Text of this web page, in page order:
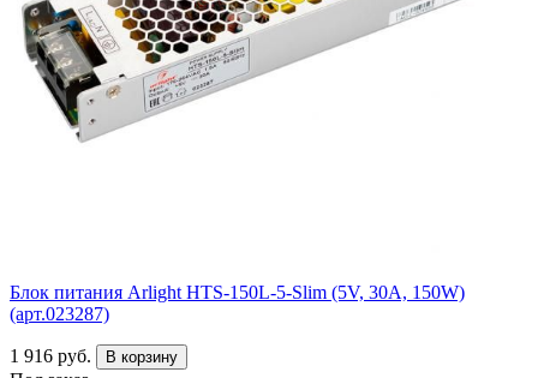
Блок питания Arlight HTS-150L-5-Slim (5V, 30A, 150W)
(арт.023287)
1 916 руб. В корзину